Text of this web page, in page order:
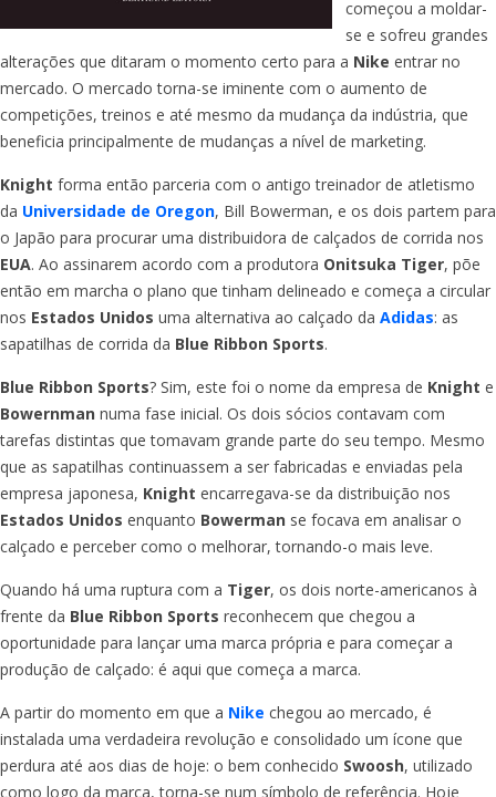
começou a moldar-
se e sofreu grandes
alterações que ditaram o momento certo para a Nike entrar no
mercado. O mercado torna-se iminente com o aumento de
competições, treinos e até mesmo da mudança da indústria, que
beneficia principalmente de mudanças a nível de marketing.
Knight forma então parceria com o antigo treinador de atletismo
da Universidade de Oregon, Bill Bowerman, e os dois partem para
o Japão para procurar uma distribuidora de calçados de corrida nos
EUA. Ao assinarem acordo com a produtora Onitsuka Tiger, põe
então em marcha o plano que tinham delineado e começa a circular
nos Estados Unidos uma alternativa ao calçado da Adidas: as
sapatilhas de corrida da Blue Ribbon Sports.
Blue Ribbon Sports? Sim, este foi o nome da empresa de Knight e
Bowernman numa fase inicial. Os dois sócios contavam com
tarefas distintas que tomavam grande parte do seu tempo. Mesmo
que as sapatilhas continuassem a ser fabricadas e enviadas pela
empresa japonesa, Knight encarregava-se da distribuição nos
Estados Unidos enquanto Bowerman se focava em analisar o
calçado e perceber como o melhorar, tornando-o mais leve.
Quando há uma ruptura com a Tiger, os dois norte-americanos à
frente da Blue Ribbon Sports reconhecem que chegou a
oportunidade para lançar uma marca própria e para começar a
produção de calçado: é aqui que começa a marca.
A partir do momento em que a Nike chegou ao mercado, é
instalada uma verdadeira revolução e consolidado um ícone que
perdura até aos dias de hoje: o bem conhecido Swoosh, utilizado
como logo da marca, torna-se num símbolo de referência. Hoje